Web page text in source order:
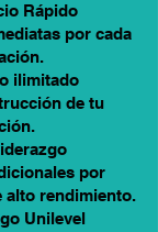
Rápido
por cada
ilimitado
de tu
por
alto rendimiento.
Unilevel